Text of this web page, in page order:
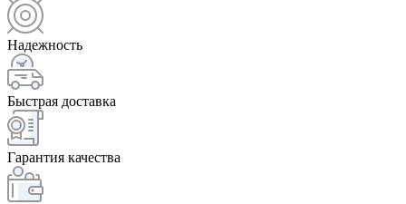
Надежность
Быстрая доставка
Гарантия качества